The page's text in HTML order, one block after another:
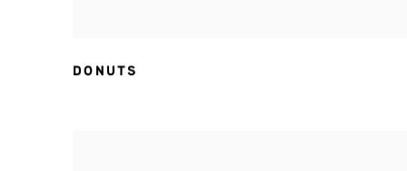
DONUTS